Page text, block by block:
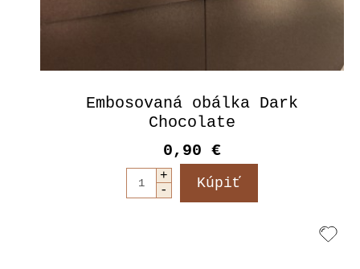
Embosovaná obálka Dark
Chocolate
0,90 €